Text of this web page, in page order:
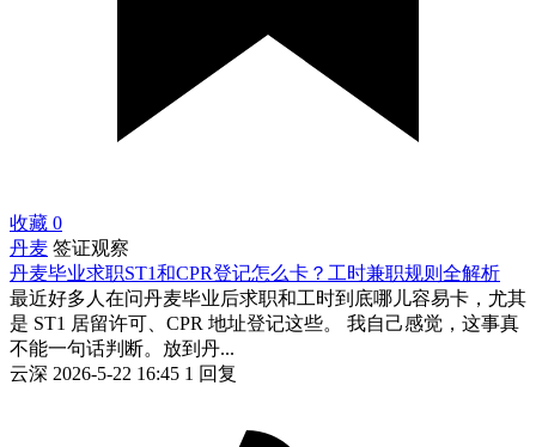
收藏 0
丹麦 签证观察
丹麦毕业求职ST1和CPR登记怎么卡？工时兼职规则全解析
最近好多人在问丹麦毕业后求职和工时到底哪儿容易卡，尤其
是 ST1 居留许可、CPR 地址登记这些。 我自己感觉，这事真
不能一句话判断。放到丹...
云深 2026-5-22 16:45 1 回复